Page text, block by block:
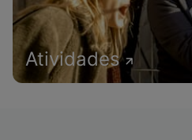
Atividades